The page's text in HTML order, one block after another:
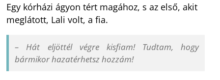
Egy kórházi ágyon tért magához, s az első, akit
meglátott, Lali volt, a fia.
– Hát eljöttél végre kisfiam! Tudtam, hogy
bármikor hazatérhetsz hozzám!